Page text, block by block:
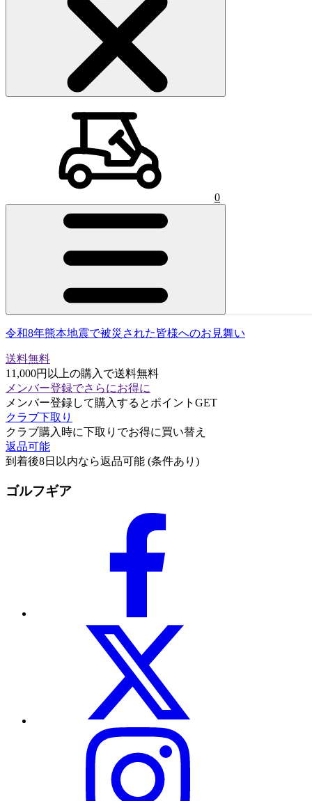
ショッピングカート 0)
0
令和8年熊本地震で被災された皆様へのお見舞い
送料無料
11,000円以上の購入で送料無料
メンバー登録でさらにお得に
メンバー登録して購入するとポイントGET
クラブ下取り
クラブ購入時に下取りでお得に買い替え
返品可能
到着後8日以内なら返品可能 (条件あり)
ゴルフギア